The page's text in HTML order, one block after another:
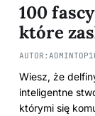
100
które
AUTOR:
Wiesz, że
inteligentne
którymi się